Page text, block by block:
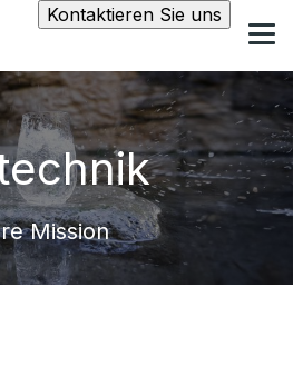
Kontaktieren Sie uns
Mission